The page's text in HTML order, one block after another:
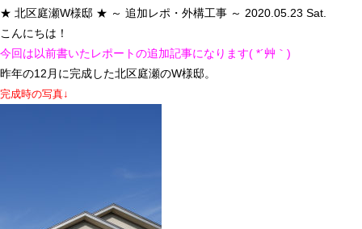
★ 北区庭瀬W様邸 ★ ～ 追加レポ・外構工事 ～ 2020.05.23 Sat.
こんにちは！
今回は以前書いたレポートの追加記事になります( *´艸｀)
昨年の12月に完成した北区庭瀬のW様邸。
完成時の写真↓